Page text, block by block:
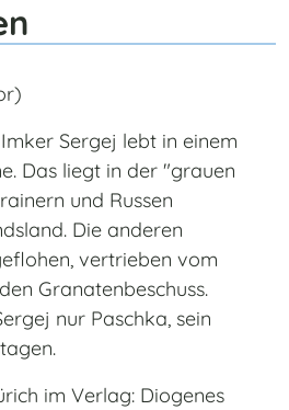
Sergej lebt in einem
Das liegt in der "grauen
und Russen
Die anderen
vertrieben vom
Granatenbeschuss.
nur Paschka, sein
im Verlag: Diogenes